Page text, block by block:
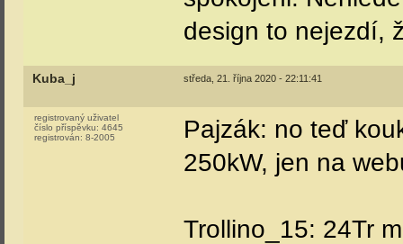
design to nejezdí,
Kuba_j středa, 21. října 2020 - 22:11:41
registrovaný uživatel
číslo příspěvku: 4645
registrován: 8-2005
Pajzák: no teď
250kW, jen na
Trollino_15: 24Tr